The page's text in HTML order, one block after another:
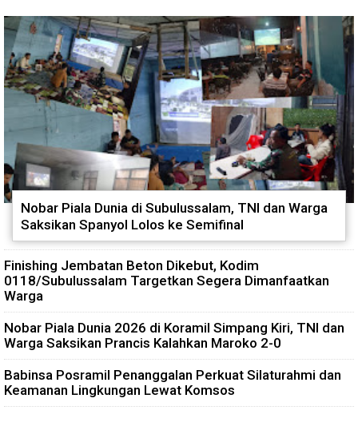
Nobar Piala Dunia di Subulussalam, TNI dan Warga
Saksikan Spanyol Lolos ke Semifinal
Finishing Jembatan Beton Dikebut, Kodim
0118/Subulussalam Targetkan Segera Dimanfaatkan
Warga
Nobar Piala Dunia 2026 di Koramil Simpang Kiri, TNI dan
Warga Saksikan Prancis Kalahkan Maroko 2-0
Babinsa Posramil Penanggalan Perkuat Silaturahmi dan
Keamanan Lingkungan Lewat Komsos